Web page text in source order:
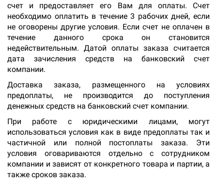
счет и предоставляет его Вам для оплаты. Счет
необходимо оплатить в течение 3 рабочих дней, если
не оговорены другие условия. Если счет не оплачен в
течение данного срока он становится
недействительным. Датой оплаты заказа считается
дата зачисления средств на банковский счет
компании.
Доставка заказа, размещенного на условиях
предоплаты, не производится до поступления
денежных средств на банковский счет компании.
При работе с юридическими лицами, могут
использоваться условия как в виде предоплаты так и
частичной или полной постоплаты заказа. Эти
условия оговариваются отдельно с сотрудником
компании и зависят от конкретного товара и партии, а
также сроков заказа.